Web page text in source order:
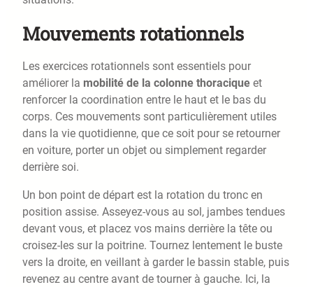
Mouvements rotationnels
Les exercices rotationnels sont essentiels pour
améliorer la mobilité de la colonne thoracique et
renforcer la coordination entre le haut et le bas du
corps. Ces mouvements sont particulièrement utiles
dans la vie quotidienne, que ce soit pour se retourner
en voiture, porter un objet ou simplement regarder
derrière soi.
Un bon point de départ est la rotation du tronc en
position assise. Asseyez-vous au sol, jambes tendues
devant vous, et placez vos mains derrière la tête ou
croisez-les sur la poitrine. Tournez lentement le buste
vers la droite, en veillant à garder le bassin stable, puis
revenez au centre avant de tourner à gauche. Ici, la